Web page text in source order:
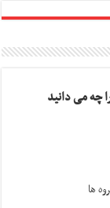
چه می دانید
ها